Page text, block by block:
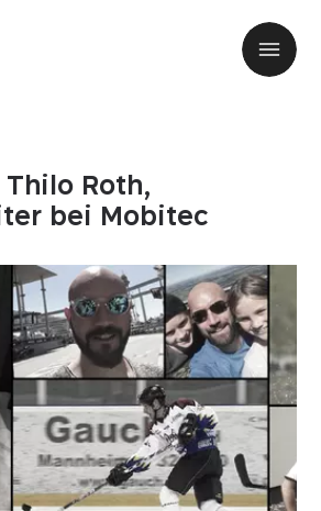
Roth,
bei Mobitec